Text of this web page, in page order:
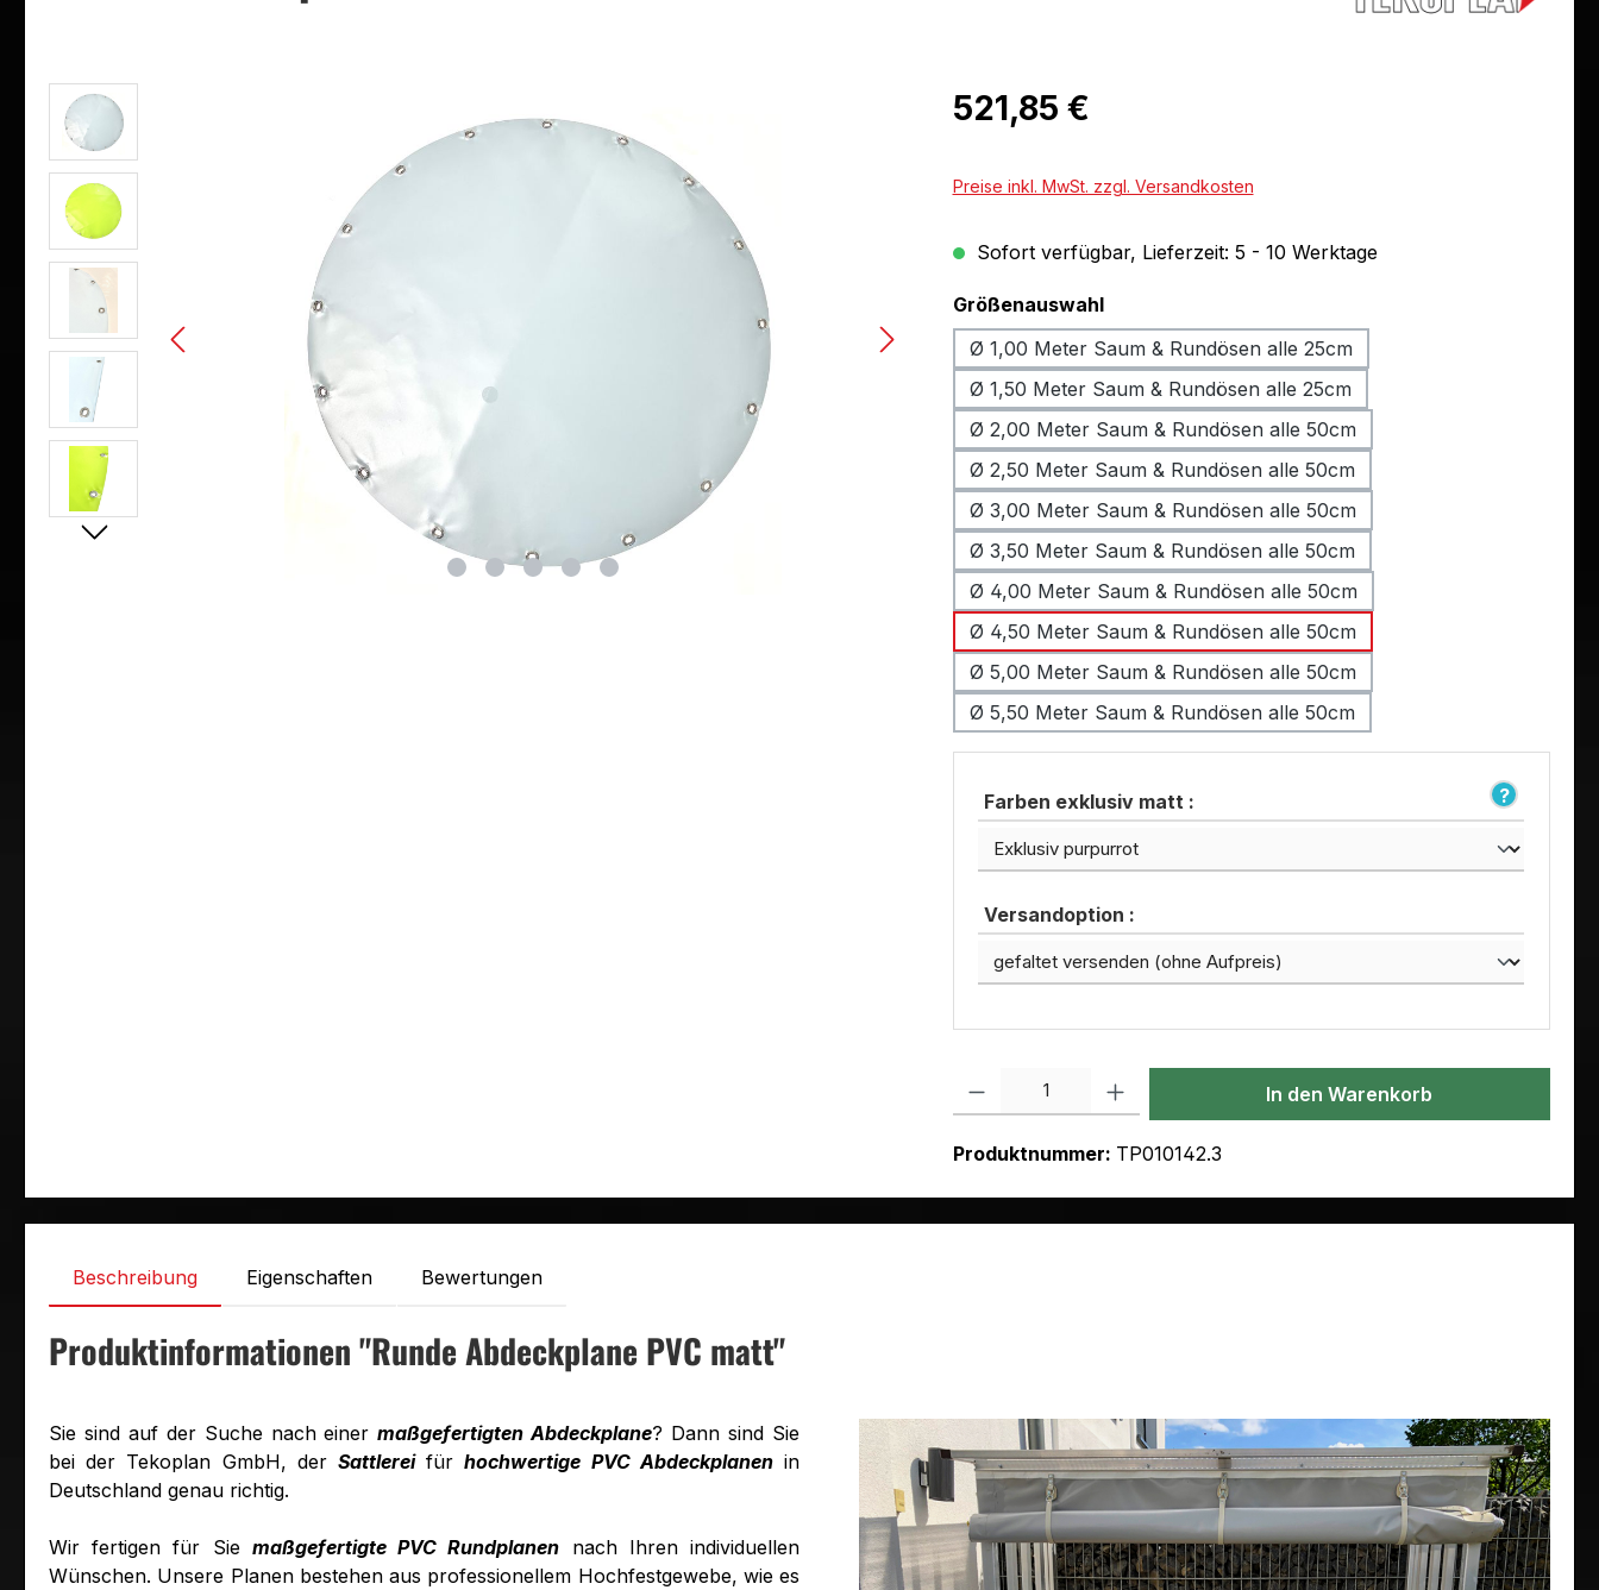
Bildergalerie überspringen Regulärer Preis:
521,85 €
Preise inkl. MwSt. zzgl. Versandkosten
Sofort verfügbar, Lieferzeit: 5 - 10 Werktage
Größenauswahlauswählen
Ø 1,00 Meter Saum & Rundösen alle 25cm
Ø 1,50 Meter Saum & Rundösen alle 25cm
Ø 2,00 Meter Saum & Rundösen alle 50cm
Ø 2,50 Meter Saum & Rundösen alle 50cm
Ø 3,00 Meter Saum & Rundösen alle 50cm
Ø 3,50 Meter Saum & Rundösen alle 50cm
Ø 4,00 Meter Saum & Rundösen alle 50cm
Ø 4,50 Meter Saum & Rundösen alle 50cm
Ø 5,00 Meter Saum & Rundösen alle 50cm
Ø 5,50 Meter Saum & Rundösen alle 50cm
Farben exklusiv matt :
Versandoption :
Produkt Anzahl: Gib den gewünschten Wert ein oder benutze die Schaltflächen
In den Warenkorb
Produktnummer: TP010142.3
Beschreibung Eigenschaften Bewertungen
Produktinformationen "Runde Abdeckplane PVC matt"
Sie sind auf der Suche nach einermaßgefertigten Abdeckplane? Dann sind Sie
bei der Tekoplan GmbH, der Sattlereifürhochwertige PVC Abdeckplanenin
Deutschland genau richtig.
Wir fertigen für Sie maßgefertigte PVC Rundplanen nach Ihren individuellen
Wünschen. Unsere Planen bestehen aus professionellem Hochfestgewebe, wie es